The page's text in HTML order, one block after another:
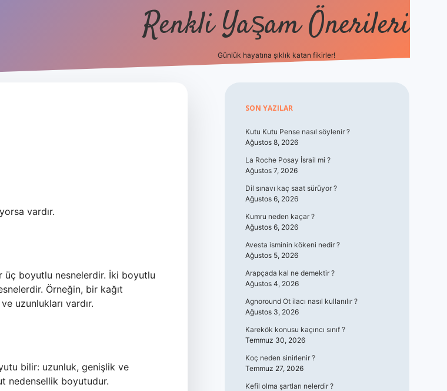
Renkli Yaşam Önerileri
Günlük hayatına şıklık katan fikirler!
vardır.
üç boyutlu nesnelerdir. İki boyutlu
Örneğin, bir kağıt
uzunlukları vardır.
bilir: uzunluk, genişlik ve
nedensellik boyutudur.
Sidebar
SON YAZILAR
Kutu Kutu Pense nasıl söylenir ?
Ağustos 8, 2026
La Roche Posay İsrail mi ?
Ağustos 7, 2026
Dil sınavı kaç saat sürüyor ?
Ağustos 6, 2026
Kumru neden kaçar ?
Ağustos 6, 2026
Avesta isminin kökeni nedir ?
Ağustos 5, 2026
Arapçada kal ne demektir ?
Ağustos 4, 2026
Agnoround Ot ilacı nasıl kullanılır ?
Ağustos 3, 2026
Karekök konusu kaçıncı sınıf ?
Temmuz 30, 2026
Koç neden sinirlenir ?
Temmuz 27, 2026
Kefil olma şartları nelerdir ?